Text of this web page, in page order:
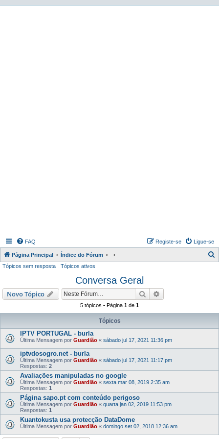
FAQ Ligue-se
Registe-se
Página Principal Índice do Fórum
i
r
Tópicos sem resposta Tópicos ativos
Conversa Geral
Novo Tópico Pesquisar
5 tópicos • Página 1 de 1
Tópicos
IPTV PORTUGAL - burla
Última Mensagem por Guardião « sábado jul 17, 2021 11:36 pm
iptvdosogro.net - burla
Última Mensagem por Guardião « sábado jul 17, 2021 11:17 pm
Respostas: 2
Avaliações manipuladas no google
Última Mensagem por Guardião « sexta mar 08, 2019 2:35 am
Respostas: 1
Página sapo.pt com conteúdo perigoso
Última Mensagem por Guardião « quarta jan 02, 2019 11:53 pm
Respostas: 1
Kuantokusta usa protecção DataDome
Última Mensagem por Guardião « domingo set 02, 2018 12:36 am